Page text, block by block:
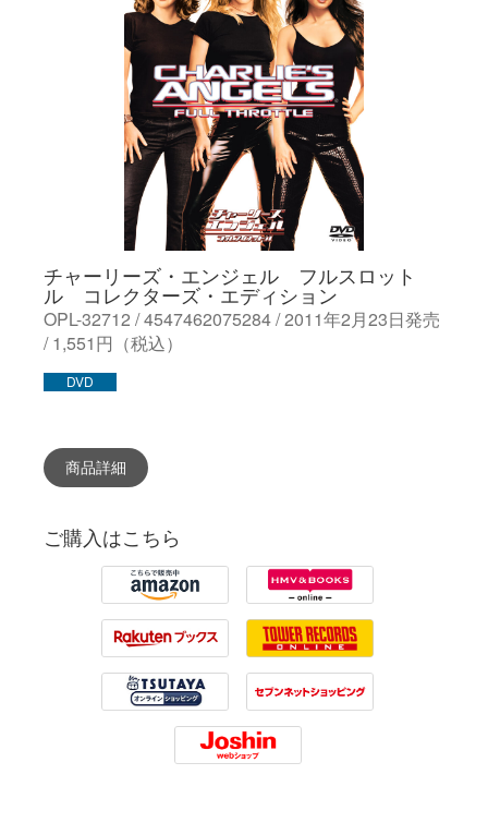
チャーリーズ・エンジェル フルスロット
ル コレクターズ・エディション
OPL-32712 / 4547462075284 / 2011年2月23日発売
/ 1,551円（税込）
DVD
商品詳細
ご購入はこちら
Amazon HMV
Rakuten Tower Records
Tsutaya 7net
Joshin